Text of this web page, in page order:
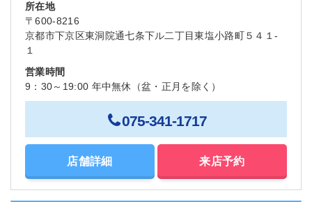
所在地
〒600-8216
京都市下京区東洞院通七条下ル二丁目東塩小路町５４１-
１
営業時間
9：30～19:00 年中無休（盆・正月を除く）
075-341-1717
店舗詳細 来店予約